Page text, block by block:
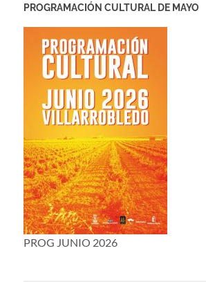
PROGRAMACIÓN CULTURAL DE MAYO
PROG JUNIO 2026